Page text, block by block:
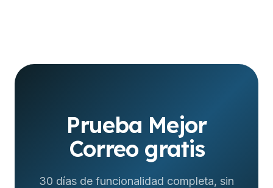
Prueba Mejor
Correo gratis
30 días de funcionalidad completa, sin